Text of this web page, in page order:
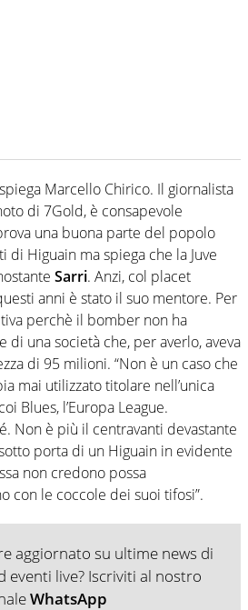
Marcello Chirico. Il giornalista
di 7Gold, è consapevole
una buona parte del popolo
Higuain ma spiega che la Juve
Sarri. Anzi, col placet
anni è stato il suo mentore. Per
perchè il bomber non ha
di una società che, per averlo, aveva
di 95 milioni. “Non è un caso che
mai utilizzato titolare nell’unica
Blues, l’Europa League.
Non è più il centravanti devastante
porta di un Higuain in evidente
non credono possa
con le coccole dei suoi tifosi”.
aggiornato su ultime news di
eventi live? Iscriviti al nostro
WhatsApp